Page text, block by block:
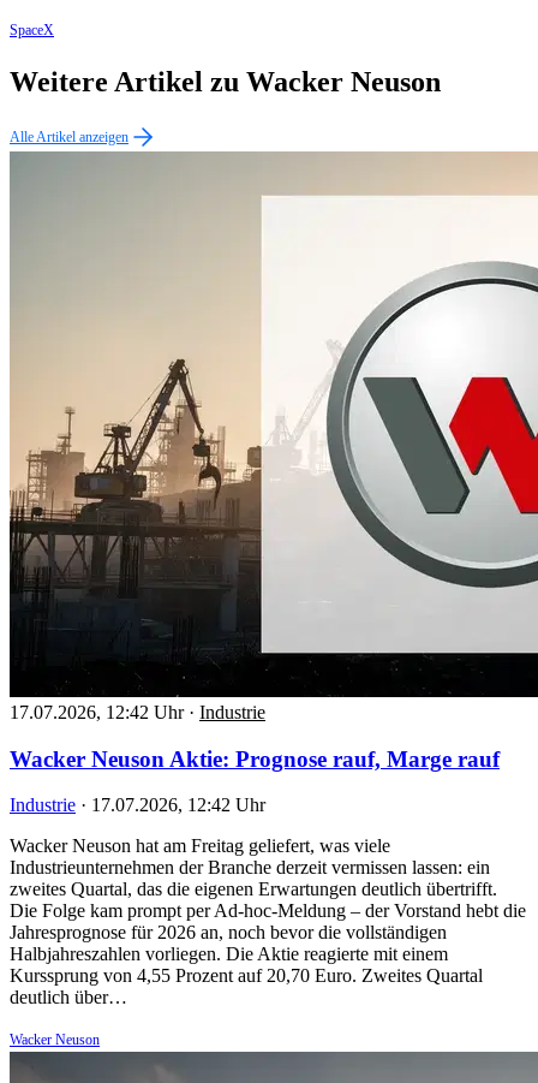
SpaceX
Weitere Artikel zu Wacker Neuson
Alle Artikel anzeigen
17.07.2026, 12:42 Uhr · Industrie
Wacker Neuson Aktie: Prognose rauf, Marge rauf
Industrie · 17.07.2026, 12:42 Uhr
Wacker Neuson hat am Freitag geliefert, was viele
Industrieunternehmen der Branche derzeit vermissen lassen: ein
zweites Quartal, das die eigenen Erwartungen deutlich übertrifft.
Die Folge kam prompt per Ad-hoc-Meldung – der Vorstand hebt die
Jahresprognose für 2026 an, noch bevor die vollständigen
Halbjahreszahlen vorliegen. Die Aktie reagierte mit einem
Kurssprung von 4,55 Prozent auf 20,70 Euro. Zweites Quartal
deutlich über…
Wacker Neuson